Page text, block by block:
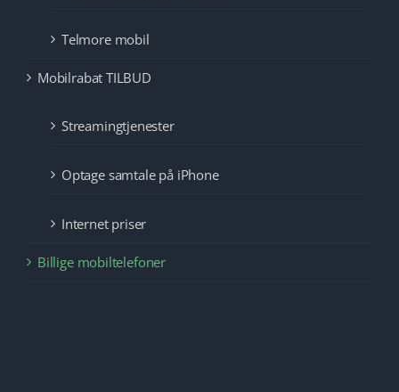
Telmore mobil
Mobilrabat TILBUD
Streamingtjenester
Optage samtale på iPhone
Internet priser
Billige mobiltelefoner